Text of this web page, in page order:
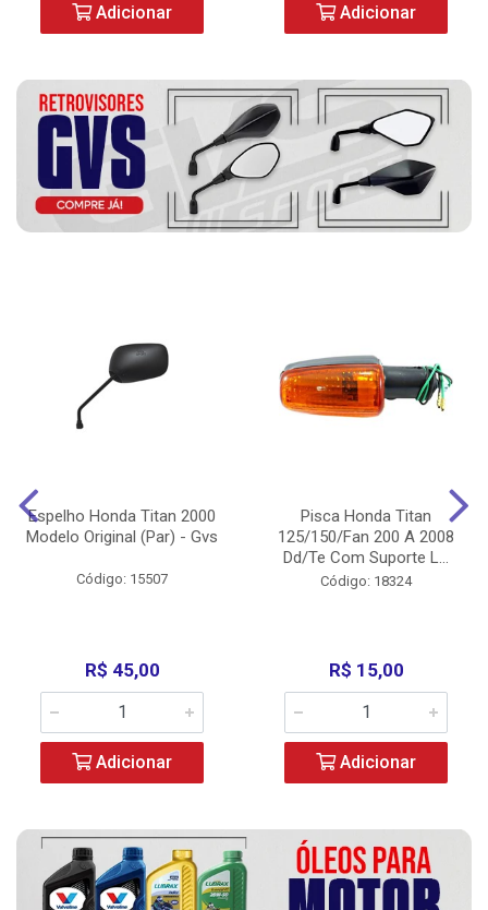
Adicionar Adicionar
Espelho Honda Titan 2000
Modelo Original (Par) - Gvs
Código: 15507
R$ 45,00
Adicionar
Pisca Honda Titan
125/150/Fan 200 A 2008
Dd/Te Com Suporte L...
Código: 18324
R$ 15,00
Adicionar